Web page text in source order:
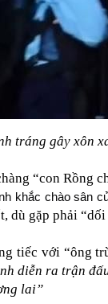
tráng gây xôn
“con Rồng
khắc chào sân
dù gặp phải
tiếc với “ông
diễn ra trận
lai”